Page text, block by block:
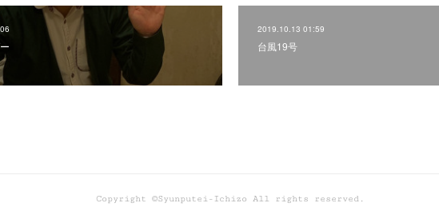
2019.10.13 01:59
台風19号
Copyright ©Syunputei-Ichizo All rights reserved.